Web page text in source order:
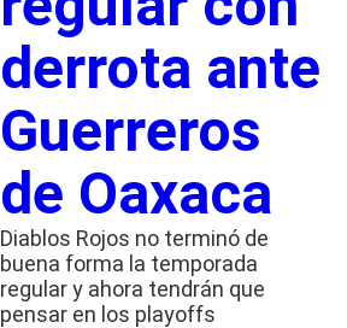
derrota ante
Guerreros
de Oaxaca
Diablos Rojos no terminó de
buena forma la temporada
regular y ahora tendrán que
pensar en los playoffs